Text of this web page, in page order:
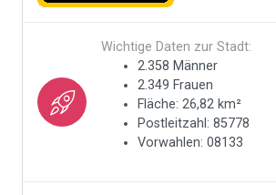
Wichtige Daten zur Stadt:
2.358 Männer
2.349 Frauen
Fläche: 26,82 km²
Postleitzahl: 85778
Vorwahlen: 08133